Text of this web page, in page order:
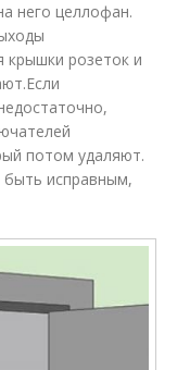
него целлофан.
крышки розеток и
потом удаляют.
исправным,